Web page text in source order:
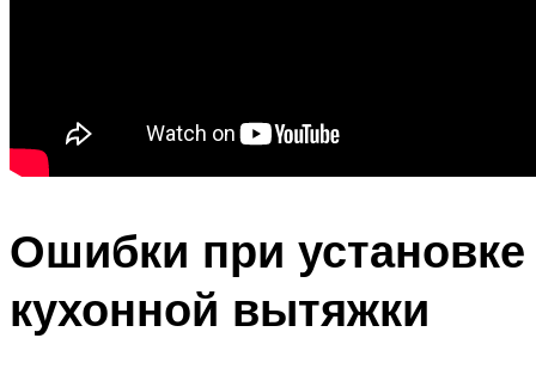
Ошибки при установке
кухонной вытяжки